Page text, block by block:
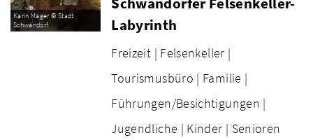
Karin Mager © Stadt
Schwandorf
Labyrinth
Freizeit | Felsenkeller |
Tourismusbüro | Familie |
Führungen/Besichtigungen |
Jugendliche | Kinder | Senioren